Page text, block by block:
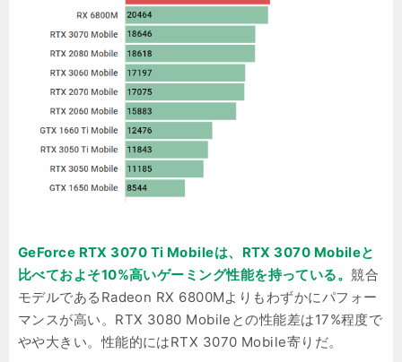
GeForce RTX 3070 Ti Mobileは、RTX 3070 Mobileと
比べておよそ10%高いゲーミング性能を持っている。競合
モデルであるRadeon RX 6800Mよりもわずかにパフォー
マンスが高い。RTX 3080 Mobileとの性能差は17%程度で
やや大きい。性能的にはRTX 3070 Mobile寄りだ。